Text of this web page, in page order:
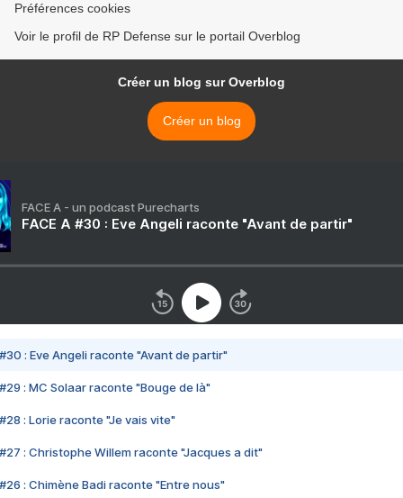
Préférences cookies
Voir le profil de RP Defense sur le portail Overblog
Créer un blog sur Overblog
Créer un blog
FACE A - un podcast Purecharts
FACE A #30 : Eve Angeli raconte "Avant de partir"
#30 : Eve Angeli raconte "Avant de partir"
#29 : MC Solaar raconte "Bouge de là"
#28 : Lorie raconte "Je vais vite"
#27 : Christophe Willem raconte "Jacques a dit"
#26 : Chimène Badi raconte "Entre nous"